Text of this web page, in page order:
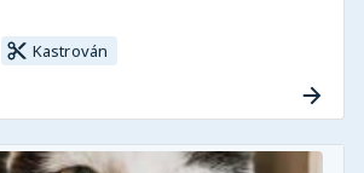
Kastrován